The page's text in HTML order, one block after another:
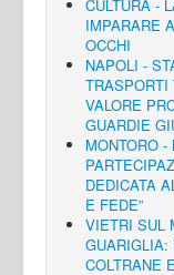
CULTURA -
IMPARARE
OCCHI
NAPOLI -
TRASPORTI
VALORE
GUARDIE
MONTORO
DEDICATA
E FEDE”
VIETRI SUL
GUARIGLIA:
COLTRANE